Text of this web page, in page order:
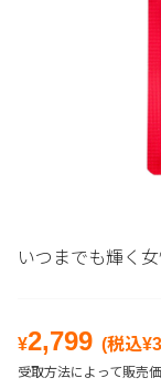
いつまでも輝く女
¥2,799 (税込¥
受取方法によって販売